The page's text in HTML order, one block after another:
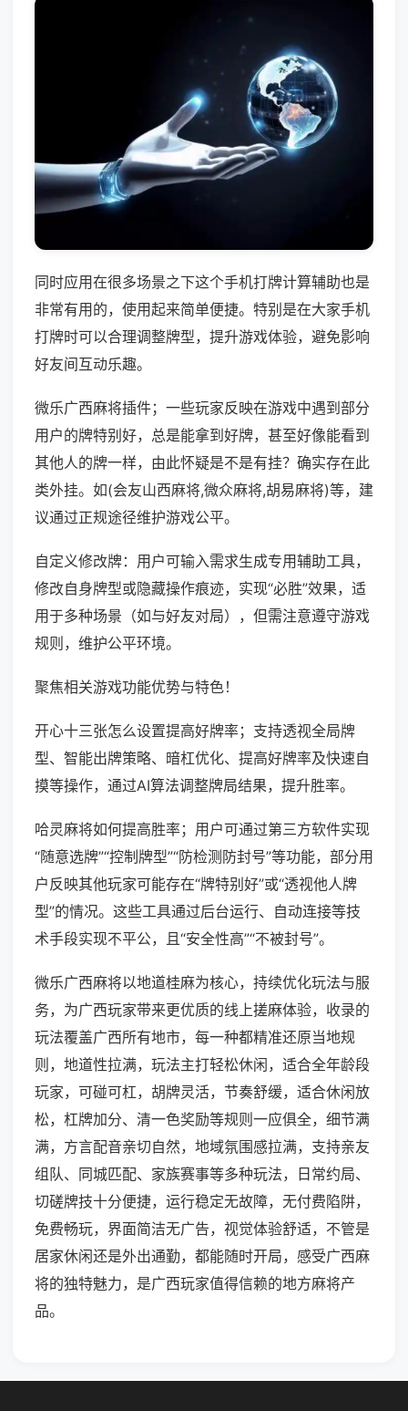
同时应用在很多场景之下这个手机打牌计算辅助也是
非常有用的，使用起来简单便捷。特别是在大家手机
打牌时可以合理调整牌型，提升游戏体验，避免影响
好友间互动乐趣。
微乐广西麻将插件；一些玩家反映在游戏中遇到部分
用户的牌特别好，总是能拿到好牌，甚至好像能看到
其他人的牌一样，由此怀疑是不是有挂？确实存在此
类外挂。如(会友山西麻将,微众麻将,胡易麻将)等，建
议通过正规途径维护游戏公平。
自定义修改牌：用户可输入需求生成专用辅助工具，
修改自身牌型或隐藏操作痕迹，实现“必胜”效果，适
用于多种场景（如与好友对局），但需注意遵守游戏
规则，维护公平环境。
聚焦相关游戏功能优势与特色！
开心十三张怎么设置提高好牌率；支持透视全局牌
型、智能出牌策略、暗杠优化、提高好牌率及快速自
摸等操作，通过AI算法调整牌局结果，提升胜率。
哈灵麻将如何提高胜率；用户可通过第三方软件实现
“随意选牌”“控制牌型”“防检测防封号”等功能，部分用
户反映其他玩家可能存在“牌特别好”或“透视他人牌
型”的情况。这些工具通过后台运行、自动连接等技
术手段实现不平公，且“安全性高”“不被封号”。
微乐广西麻将以地道桂麻为核心，持续优化玩法与服
务，为广西玩家带来更优质的线上搓麻体验，收录的
玩法覆盖广西所有地市，每一种都精准还原当地规
则，地道性拉满，玩法主打轻松休闲，适合全年龄段
玩家，可碰可杠，胡牌灵活，节奏舒缓，适合休闲放
松，杠牌加分、清一色奖励等规则一应俱全，细节满
满，方言配音亲切自然，地域氛围感拉满，支持亲友
组队、同城匹配、家族赛事等多种玩法，日常约局、
切磋牌技十分便捷，运行稳定无故障，无付费陷阱，
免费畅玩，界面简洁无广告，视觉体验舒适，不管是
居家休闲还是外出通勤，都能随时开局，感受广西麻
将的独特魅力，是广西玩家值得信赖的地方麻将产
品。